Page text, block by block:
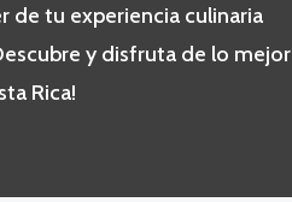
de tu experiencia culinaria
y disfruta de lo mejor
Rica!